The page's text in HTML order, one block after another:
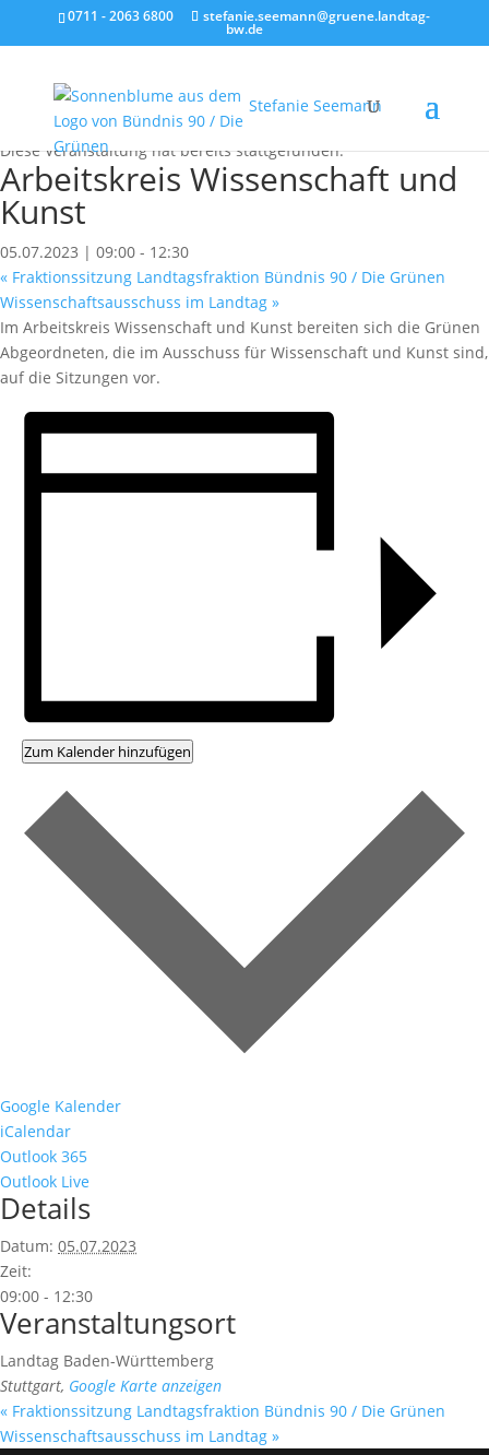
0711 - 2063 6800 stefanie.seemann@gruene.landtag-
bw.de
Stefanie Seemann
« Alle Veranstaltungen
Diese Veranstaltung hat bereits stattgefunden.
Arbeitskreis Wissenschaft und
Kunst
05.07.2023 | 09:00 - 12:30
« Fraktionssitzung Landtagsfraktion Bündnis 90 / Die Grünen
Wissenschaftsausschuss im Landtag »
Im Arbeitskreis Wissenschaft und Kunst bereiten sich die Grünen
Abgeordneten, die im Ausschuss für Wissenschaft und Kunst sind,
auf die Sitzungen vor.
Zum Kalender hinzufügen
Google Kalender
iCalendar
Outlook 365
Outlook Live
Details
Datum: 05.07.2023
Zeit:
09:00 - 12:30
Veranstaltungsort
Landtag Baden-Württemberg
Stuttgart, Google Karte anzeigen
« Fraktionssitzung Landtagsfraktion Bündnis 90 / Die Grünen
Wissenschaftsausschuss im Landtag »